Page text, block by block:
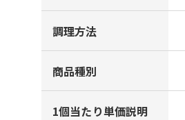
調理方法
商品種別
1個当たり単価説明